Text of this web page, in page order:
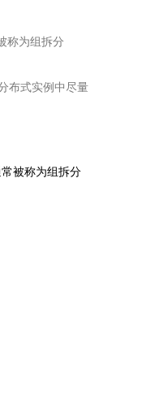
称为组拆分
布式实例中尽量
被称为组拆分